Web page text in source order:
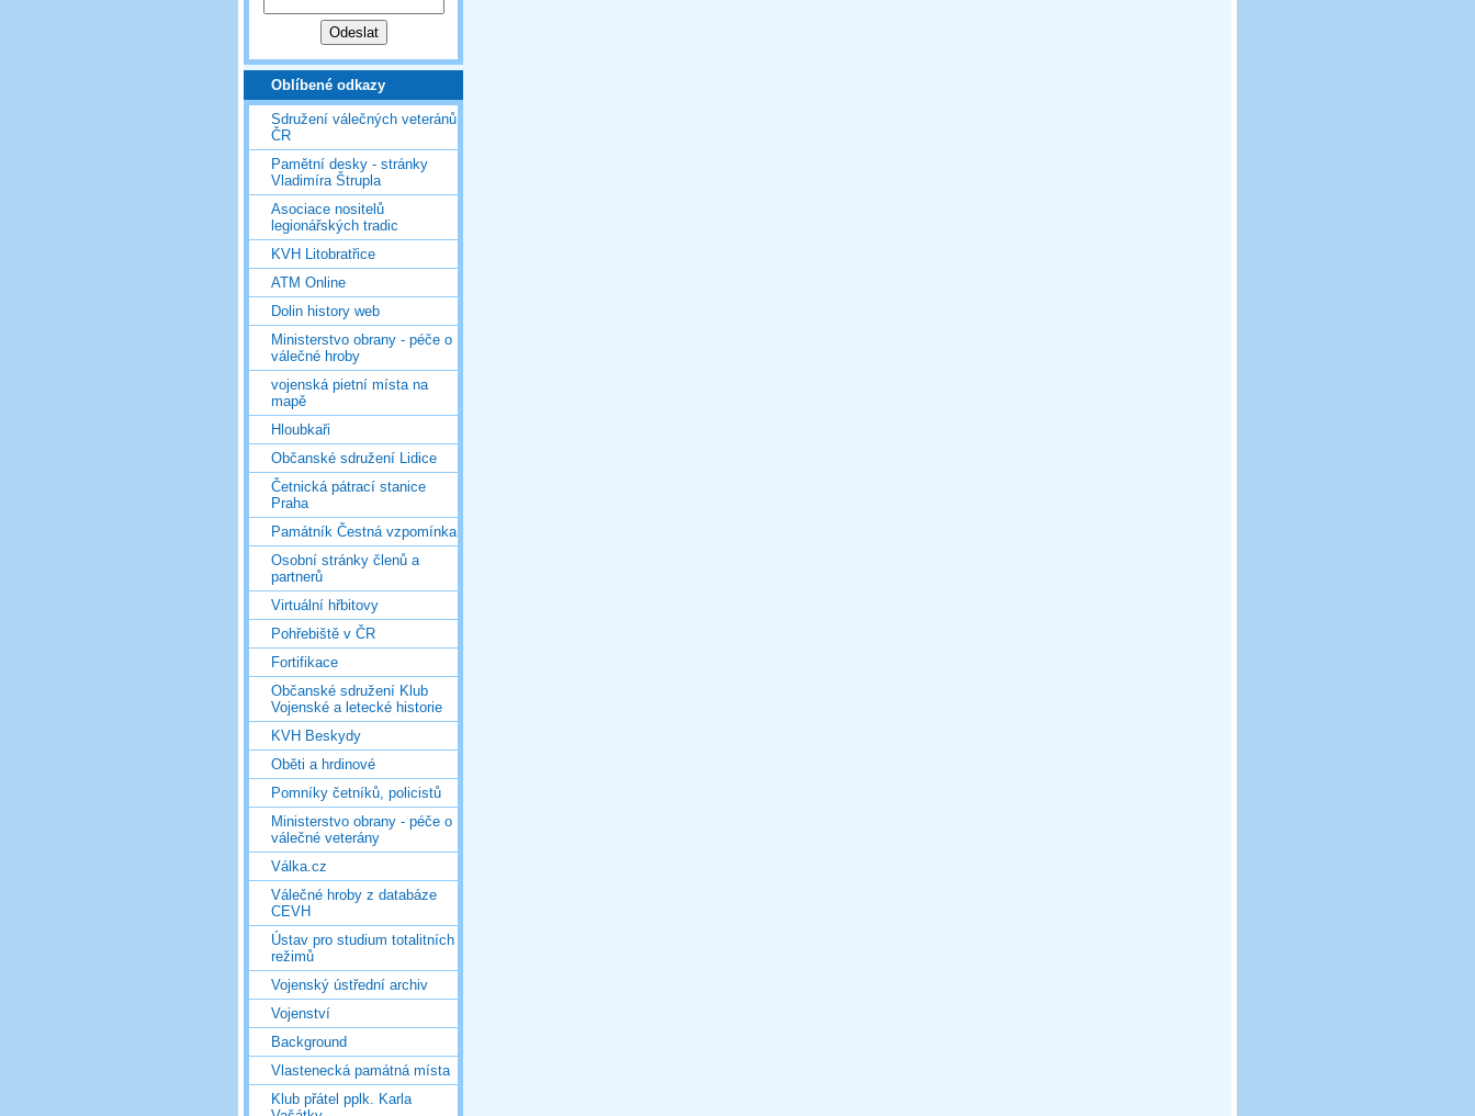
Oblíbené odkazy
Sdružení válečných veteránů
ČR
Pamětní desky - stránky
Vladimíra Štrupla
Asociace nositelů
legionářských tradic
KVH Litobratřice
ATM Online
Dolin history web
Ministerstvo obrany - péče o
válečné hroby
vojenská pietní místa na
mapě
Hloubkaři
Občanské sdružení Lidice
Četnická pátrací stanice
Praha
Památník Čestná vzpomínka
Osobní stránky členů a
partnerů
Virtuální hřbitovy
Pohřebiště v ČR
Fortifikace
Občanské sdružení Klub
Vojenské a letecké historie
KVH Beskydy
Oběti a hrdinové
Pomníky četníků, policistů
Ministerstvo obrany - péče o
válečné veterány
Válka.cz
Válečné hroby z databáze
CEVH
Ústav pro studium totalitních
režimů
Vojenský ústřední archiv
Vojenství
Background
Vlastenecká památná místa
Klub přátel pplk. Karla